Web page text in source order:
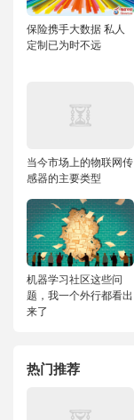
保险携手大数据 私人
定制已为时不远
当今市场上的物联网传
感器的主要类型
机器学习社区这些问
题，我一个外行都看出
来了
热门推荐